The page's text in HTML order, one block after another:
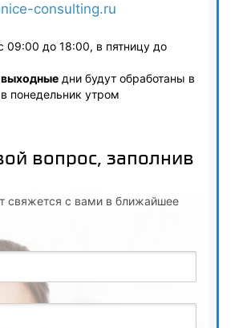
определение, цели и
основы метрологического
методики
ГОСТ Р 8.563-2009 к построению
(методов) измерения
4.4
Испытания с целью утверждения
consulting.ru
09:00 до 18:00, в пятницу до
выходные дни будут обработаны в
понедельник утром
вопрос, заполнив
свяжется с вами в ближайшее